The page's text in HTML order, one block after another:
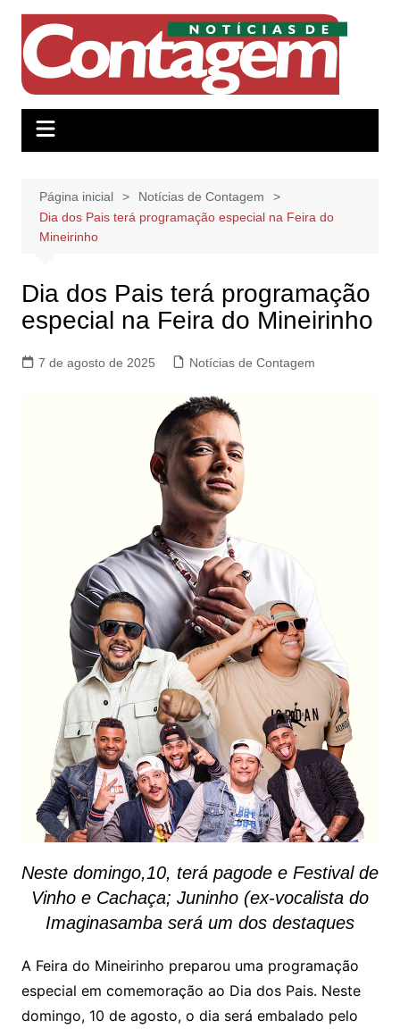
conteúdo
Página inicial
Notícias de Contagem
Dia dos Pais terá programação especial na Feira do
Mineirinho
Dia dos Pais terá programação
especial na Feira do Mineirinho
7 de agosto de 2025 Notícias de Contagem
Neste domingo,10, terá pagode e Festival de
Vinho e Cachaça; Juninho (ex-vocalista do
Imaginasamba será um dos destaques
A Feira do Mineirinho preparou uma programação
especial em comemoração ao Dia dos Pais. Neste
domingo, 10 de agosto, o dia será embalado pelo